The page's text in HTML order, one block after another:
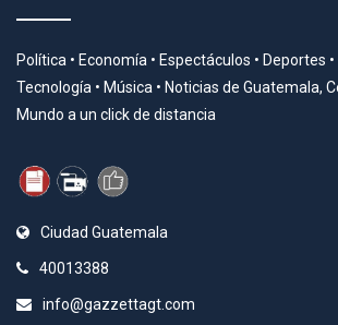
Política • Economía • Espectáculos • Deportes •
Tecnología • Música • Noticias de Guatemala,
Mundo a un click de distancia
Ciudad Guatemala
40013388
info@gazzettagt.com